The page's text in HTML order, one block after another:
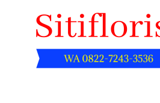
content